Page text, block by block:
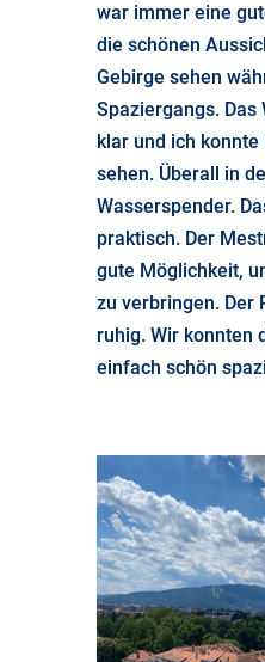
war immer eine
die schönen
Gebirge sehen
Spaziergangs. Das
klar und ich
sehen. Überall in
Wasserspender.
praktisch. Der
gute Möglichkeit,
zu verbringen. Der
ruhig. Wir konnten
einfach schön